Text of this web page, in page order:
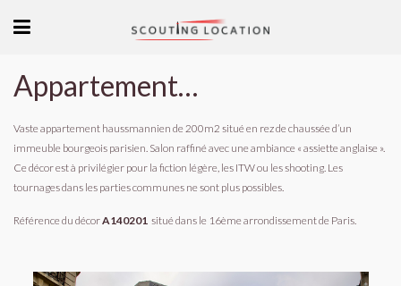
Appartement Haussmannien à Paris
Vaste appartement haussmannien de 200m2 situé en rez de chaussée d’un
immeuble bourgeois parisien. Salon raffiné avec une ambiance « assiette anglaise ».
Ce décor est à privilégier pour la fiction légère, les ITW ou les shooting. Les
tournages dans les parties communes ne sont plus possibles.
Référence du décorA140201 situé dans le 16ème arrondissement de Paris.